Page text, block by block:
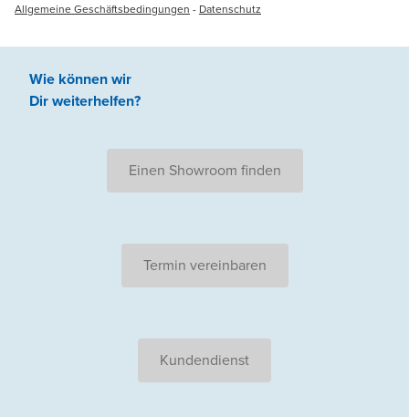
Allgemeine Geschäftsbedingungen - Datenschutz
Wie können wir
Dir weiterhelfen?
Einen Showroom finden
Termin vereinbaren
Kundendienst